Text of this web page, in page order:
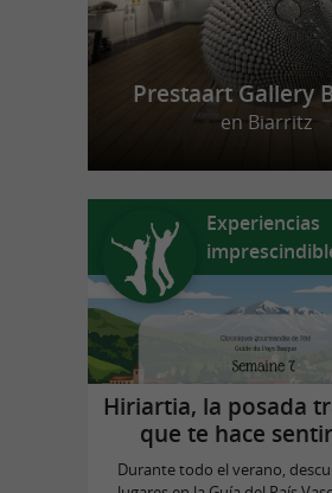
Prestaart Gallery
en Biarritz
Experiencias
Hiriartia, la posada
que te hace
Durante todo el verano,